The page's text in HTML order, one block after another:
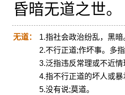
昏暗无道之世。
无道：
1.指社会政治纷乱，黑暗
2.不行正道;作坏事。多
3.泛指违反常理或不近情
4.指不行正道的坏人或暴
5.没有说;莫道。